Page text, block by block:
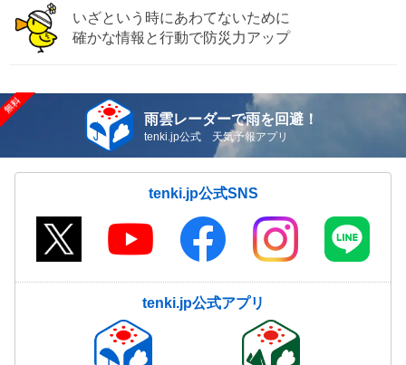
いざという時にあわてないために
確かな情報と行動で防災力アップ
雨雲レーダーで雨を回避！
tenki.jp公式 天気予報アプリ
tenki.jp公式SNS
tenki.jp公式アプリ